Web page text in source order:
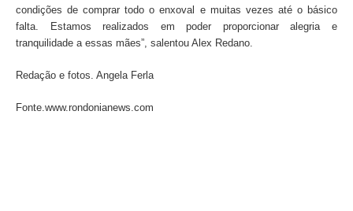
condições de comprar todo o enxoval e muitas vezes até o básico
falta. Estamos realizados em poder proporcionar alegria e
tranquilidade a essas mães”, salentou Alex Redano.
Redação e fotos. Angela Ferla
Fonte.www.rondonianews.com